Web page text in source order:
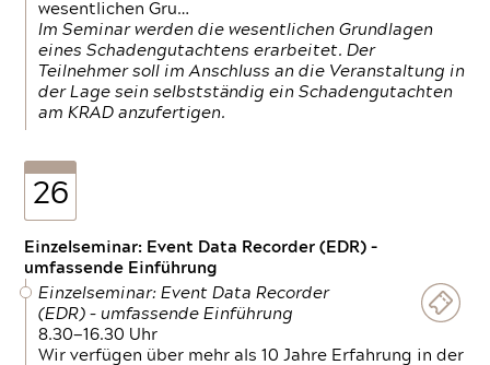
wesentlichen Gru…
Im Seminar werden die wesentlichen Grundlagen
eines Schadengutachtens erarbeitet. Der
Teilnehmer soll im Anschluss an die Veranstaltung in
der Lage sein selbstständig ein Schadengutachten
am KRAD anzufertigen.
26
Einzelseminar: Event Data Recorder (EDR) –
umfassende Einführung
Einzelseminar: Event Data Recorder
(EDR) – umfassende Einführung
8.30—16.30 Uhr
Wir verfügen über mehr als 10 Jahre Erfahrung in der